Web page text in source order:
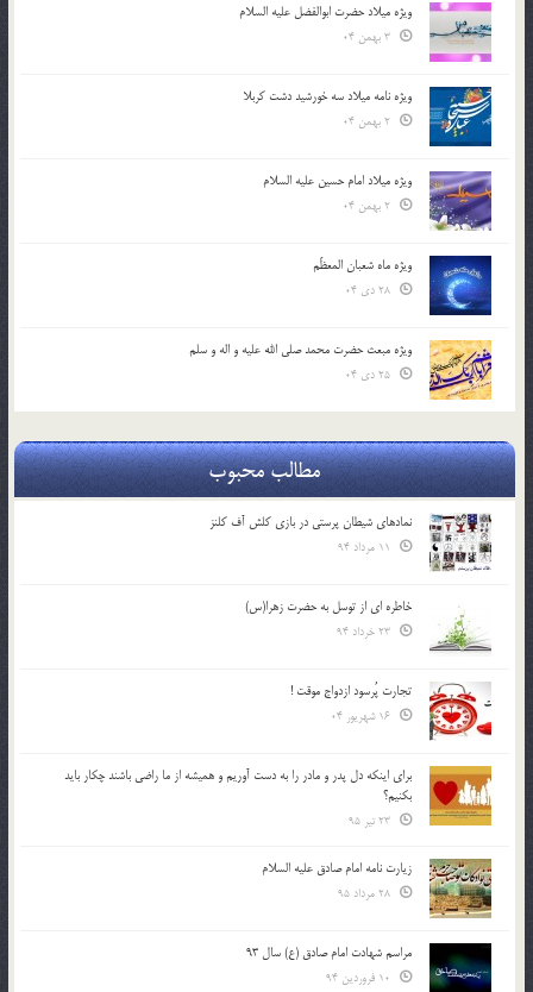
ویژه میلاد حضرت ابوالفضل علیه السلام
ویژه نامه میلاد سه خورشید دشت کربلا
ویژه میلاد امام حسین علیه السلام
ویژه ماه شعبان المعظّم
ویژه مبعث حضرت محمد صلی الله علیه و اله و سلم
مطالب محبوب
نمادهای شیطان پرستی در بازی کلش آف کلنز
خاطره ای از توسل به حضرت زهرا(س)
تجارت پُرسود ازدواج موقت !
براي اينكه دل پدر و مادر را به دست آوريم و هميشه از ما راضي باشند چكار بايد
بكنيم؟
زیارت نامه امام صادق علیه السلام
مراسم شهادت امام صادق (ع) سال 93